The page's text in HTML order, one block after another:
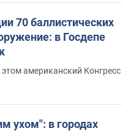
70 баллистических
в Госдепе
американский Конгресс
ухом": в городах